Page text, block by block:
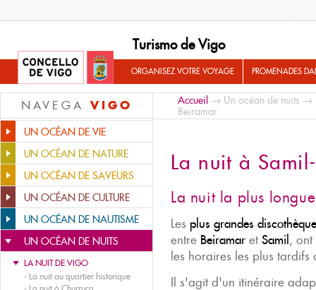
Turismo de Vigo
ORGANISEZ VOTRE VOYAGE PROMENADES
NAVEGA VIGO
UN OCÉAN DE VIE
UN OCÉAN DE NATURE
UN OCÉAN DE SAVEURS
UN OCÉAN DE CULTURE
UN OCÉAN DE NAUTISME
UN OCÉAN DE NUITS
LA NUIT DE VIGO
- La nuit au quartier historique
Accueil → Un océan de nuits →
Beiramar
La nuit à
La nuit la plus
Les plus grandes
entre Beiramar etSamil ,
les horaires les plus tardifs
Il s'agit d'un itinéraire